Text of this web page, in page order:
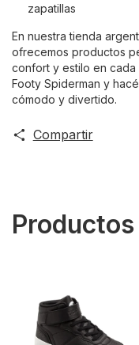
zapatillas
En nuestra tienda
ofrecemos productos
confort y estilo en cada
Footy Spiderman y
cómodo y divertido.
Compartir